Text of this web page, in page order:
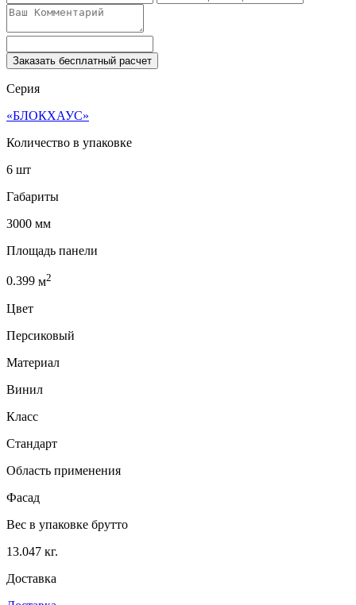
Заказать бесплатный расчет
Серия
«БЛОКХАУС»
Количество в упаковке
6 шт
Габариты
3000 мм
Площадь панели
0.399 м2
Цвет
Персиковый
Материал
Винил
Класс
Стандарт
Область применения
Фасад
Вес в упаковке брутто
13.047 кг.
Доставка